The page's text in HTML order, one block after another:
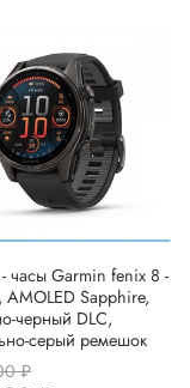
часы Garmin fenix 8 -
Sapphire,
черный DLC,
серый ремешок
₽